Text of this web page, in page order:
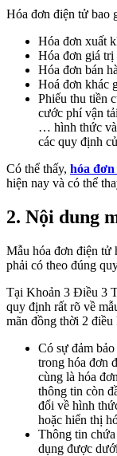
Hóa đơn điện tử bao
Hóa đơn xuất
Hóa đơn giá trị
Hóa đơn bán
Hoá đơn khác
Phiếu thu tiền
cước phí vận
… hình thức và
các quy định
Có thể thấy, hóa
hiện nay và có thể
2. Nội dung
Mẫu hóa đơn điện tử
phải có theo đúng
Tại Khoản 3 Điều 3
quy định rất rõ về
mãn đồng thời 2 điều
Có sự đảm
trong hóa đơn
cùng là hóa
thông tin còn
đổi về hình
hoặc hiển thị
Thông tin
dụng được